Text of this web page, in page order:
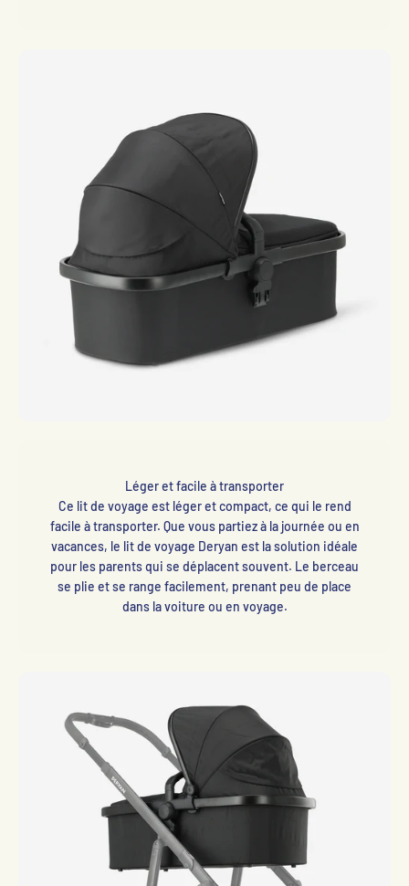
Léger et facile à transporter
Ce lit de voyage est léger et compact, ce qui le rend
facile à transporter. Que vous partiez à la journée ou en
vacances, le lit de voyage Deryan est la solution idéale
pour les parents qui se déplacent souvent. Le berceau
se plie et se range facilement, prenant peu de place
dans la voiture ou en voyage.